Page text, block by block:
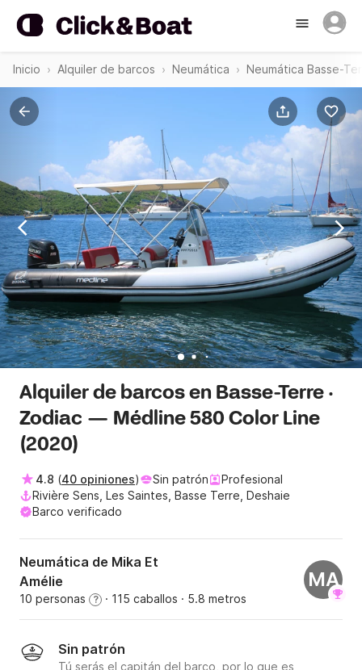
Inicio Alquiler de barcos Neumática Neumática Basse-
Alquiler de barcos en Basse-Terre ·
Zodiac — Médline 580 Color Line
(2020)
4.8 (40 opiniones) Sin patrón
Profesional
Rivière Sens, Les Saintes, Basse Terre, Deshaie
Barco verificado
Neumática de Mika Et
Amélie
10 personas ? · 115 caballos · 5.8 metros
MA
Sin patrón
Tú serás el capitán del barco, por lo que es